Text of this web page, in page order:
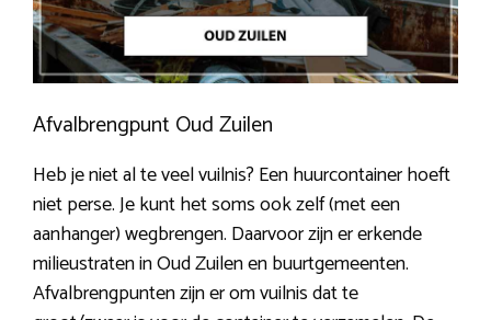
Afvalbrengpunt Oud Zuilen
Heb je niet al te veel vuilnis? Een huurcontainer hoeft
niet perse. Je kunt het soms ook zelf (met een
aanhanger) wegbrengen. Daarvoor zijn er erkende
milieustraten in Oud Zuilen en buurtgemeenten.
Afvalbrengpunten zijn er om vuilnis dat te